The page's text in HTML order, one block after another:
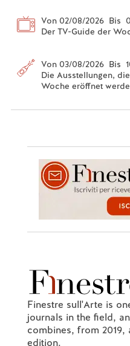
Von 02/08/2026 Bis
Der TV-Guide der
Von 03/08/2026 Bis
Die Ausstellungen,
Woche eröffnet
Finestre sull'Arte is
journals in the field,
combines, from
edition.